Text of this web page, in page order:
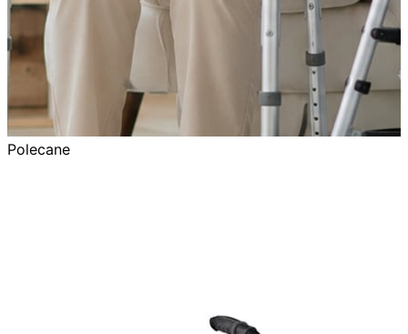
Polecane